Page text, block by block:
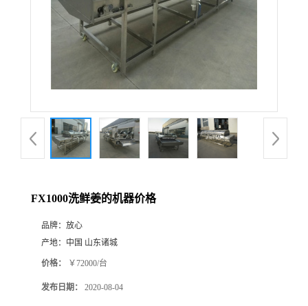
FX1000洗鲜姜的机器价格
品牌： 放心
产地： 中国 山东诸城
价格： ￥72000/台
发布日期： 2020-08-04